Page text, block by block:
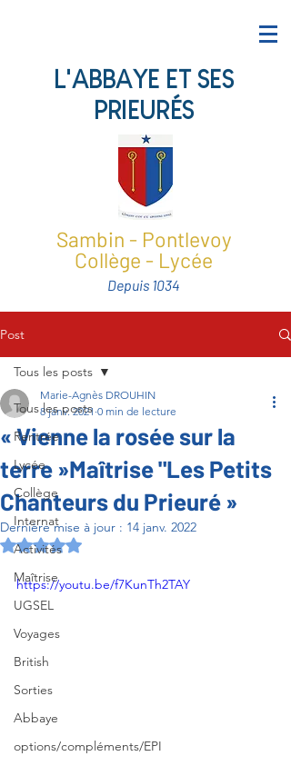
L'ABBAYE ET SES
PRIEURÉS
Sambin - Pontlevoy
Collège - Lycée
Depuis 1034
Post
Tous les posts
Rentrée
Lycée
Collège
Internat
Activités
Maîtrise
UGSEL
Voyages
British
Sorties
Abbaye
options/compléments/EPI
Tous les posts
« Vienne la rosée sur la
terre »Maîtrise "Les Petits
Chanteurs du Prieuré »
Marie-Agnès DROUHIN
8 janv. 2021 0 min de lecture
Dernière mise à jour : 14 janv. 2022
Noté NaN étoiles sur 5.
https://youtu.be/f7KunTh2TAY